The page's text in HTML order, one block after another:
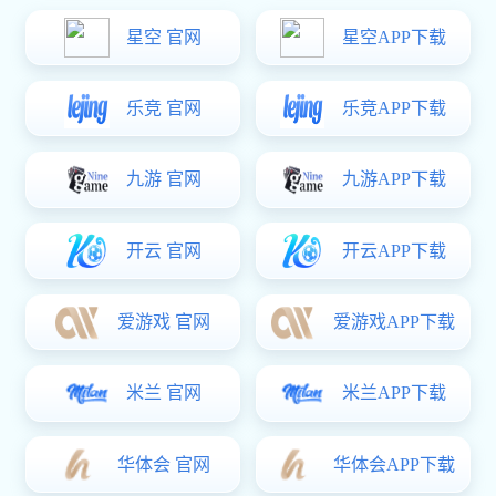
全部产品分类
不锈钢管材管件
不锈钢工业焊管
碳钢卡压管材管件
球墨铸铁管材/管件
金属软管 框架
标准预制
螺旋钢管
直缝钢管
水电气热表
电力金具
支吊架产品 高端机械平衡重
铸造用生铁
灌浆套筒
二次供水设备
钢制制管法兰
矿业管路连接件
全部 叉车平衡重 挖机平衡重
高空车平衡重
石油机械产品
7158
获取服务
微信咨询